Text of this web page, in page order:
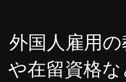
外国人雇用
や在留資格